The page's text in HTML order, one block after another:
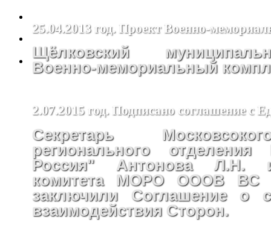
25.04.2013 год. Проект Военно-
Щёлковский
Военно-мемориальный
2.07.2015 год. Подписано соглашение с
Секретарь
регионального
Россия" Антонова Л.Н.
комитета МОРО ОООВ ВС
заключили Соглашение о
взаимодействия Сторон.